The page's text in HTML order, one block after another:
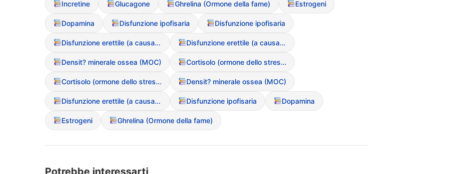
Incretine Glucagone Ghrelina (Ormone della fame) Estrogeni
Dopamina Disfunzione ipofisaria Disfunzione ipofisaria
Disfunzione erettile (a causa dei DCA negli uomini) Disfunzione erettile (a causa dei DCA negli uomini)
Densit? minerale ossea (MOC) Cortisolo (ormone dello stress)
Cortisolo (ormone dello stress) Densit? minerale ossea (MOC)
Disfunzione erettile (a causa dei DCA negli uomini) Disfunzione ipofisaria Dopamina
Estrogeni Ghrelina (Ormone della fame)
Potrebbe interessarti